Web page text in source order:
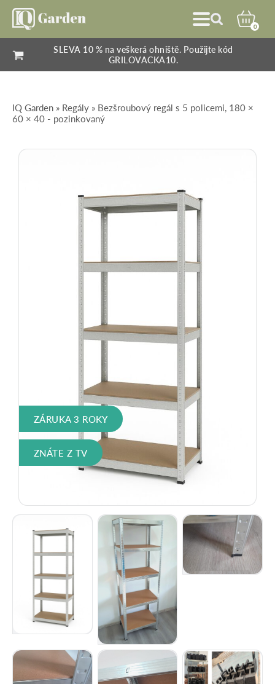
0
SLEVA 10 % na veškerá ohniště. Použijte kód
GRILOVACKA10.
IQ Garden » Regály » Bezšroubový regál s 5 policemi, 180 ×
60 × 40 - pozinkovaný